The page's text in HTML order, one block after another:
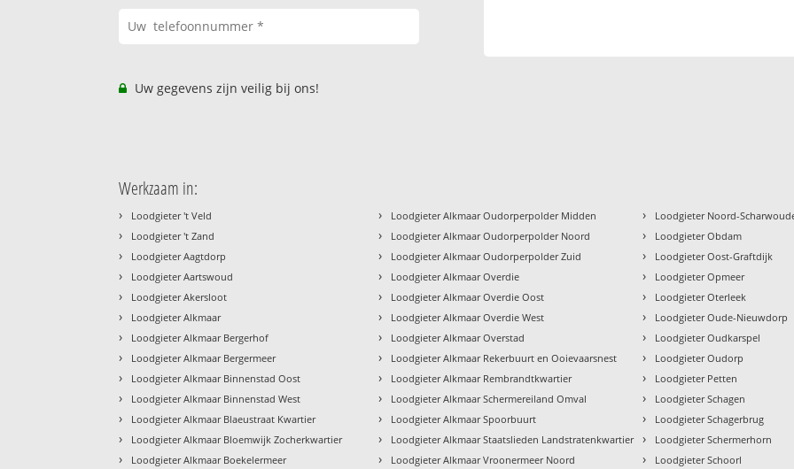
Uw gegevens zijn veilig bij ons!
Werkzaam in:
› Loodgieter 't Veld
› Loodgieter 't Zand
› Loodgieter Aagtdorp
› Loodgieter Aartswoud
› Loodgieter Akersloot
› Loodgieter Alkmaar
› Loodgieter Alkmaar Bergerhof
› Loodgieter Alkmaar Bergermeer
› Loodgieter Alkmaar Binnenstad Oost
› Loodgieter Alkmaar Binnenstad West
› Loodgieter Alkmaar Blaeustraat Kwartier
› Loodgieter Alkmaar Bloemwijk Zocherkwartier
› Loodgieter Alkmaar Boekelermeer
› Loodgieter Alkmaar Oudorperpolder Midden
› Loodgieter Alkmaar Oudorperpolder Noord
› Loodgieter Alkmaar Oudorperpolder Zuid
› Loodgieter Alkmaar Overdie
› Loodgieter Alkmaar Overdie Oost
› Loodgieter Alkmaar Overdie West
› Loodgieter Alkmaar Overstad
› Loodgieter Alkmaar Rekerbuurt en Ooievaarsnest
› Loodgieter Alkmaar Rembrandtkwartier
› Loodgieter Alkmaar Schermereiland Omval
› Loodgieter Alkmaar Spoorbuurt
› Loodgieter Alkmaar Staatslieden Landstratenkwartier
› Loodgieter Alkmaar Vroonermeer Noord
› Loodgieter Noord-
› Loodgieter Obdam
› Loodgieter Oost-Graftdijk
› Loodgieter Opmeer
› Loodgieter Oterleek
› Loodgieter Oude-Nieuwdorp
› Loodgieter Oudkarspel
› Loodgieter Oudorp
› Loodgieter Petten
› Loodgieter Schagen
› Loodgieter Schagerbrug
› Loodgieter Schermerhorn
› Loodgieter Schoorl